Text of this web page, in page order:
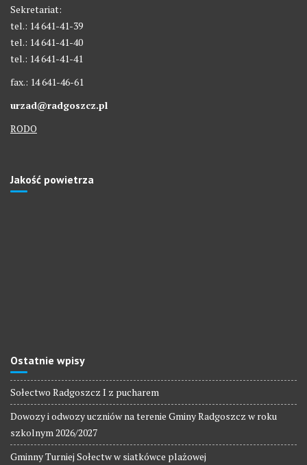
Sekretariat:
tel.: 14 641-41-39
tel.: 14 641-41-40
tel.: 14 641-41-41
fax.: 14 641-46-61
urzad@radgoszcz.pl
RODO
Jakość powietrza
Ostatnie wpisy
Sołectwo Radgoszcz I z pucharem
Dowozy i odwozy uczniów na terenie Gminy Radgoszcz w roku
szkolnym 2026/2027
Gminny Turniej Sołectw w siatkówce plażowej